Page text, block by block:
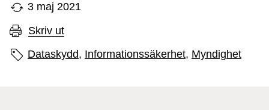
3 maj 2021
Skriv ut
Sidans etiketter
Dataskydd, Informationssäkerhet, Myndighet